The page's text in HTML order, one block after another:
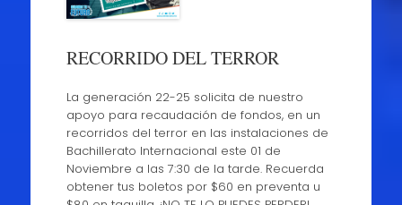
RECORRIDO DEL TERROR
La generación 22-25 solicita de nuestro
apoyo para recaudación de fondos, en un
recorridos del terror en las instalaciones de
Bachillerato Internacional este 01 de
Noviembre a las 7:30 de la tarde. Recuerda
obtener tus boletos por $60 en preventa u